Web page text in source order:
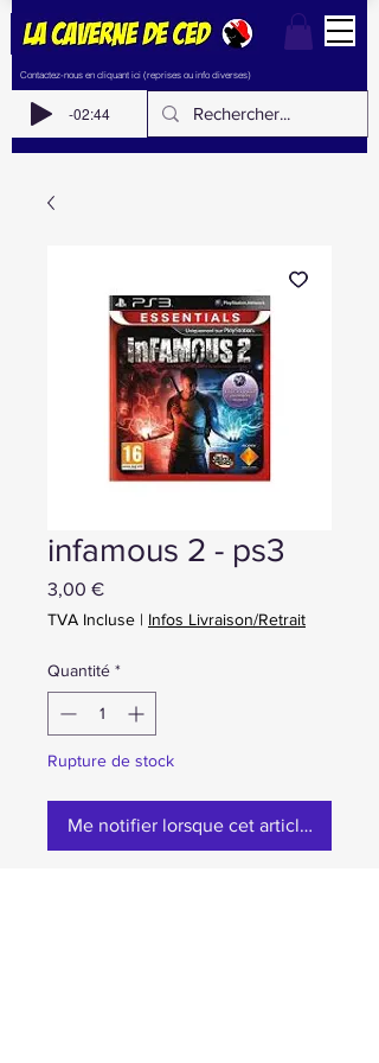
Contactez-nous en cliquant ici (reprises ou info diverses)
-02:44
infamous 2 - ps3
3,00 €Prix
TVA Incluse | Infos Livraison/Retrait
Quantité *
Rupture de stock
Me notifier lorsque cet article est